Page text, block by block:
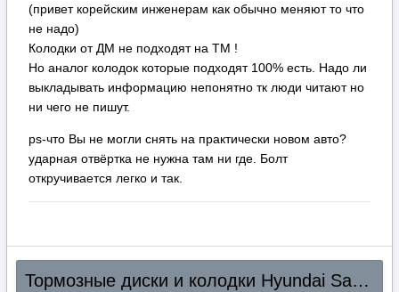
(привет корейским инженерам как обычно меняют то что
не надо)
Колодки от ДМ не подходят на ТМ !
Но аналог колодок которые подходят 100% есть. Надо ли
выкладывать информацию непонятно тк люди читают но
ни чего не пишут.
ps-что Вы не могли снять на практически новом авто?
ударная отвёртка не нужна там ни где. Болт
откручивается легко и так.
Тормозные диски и колодки Hyundai Santa Fe TM 2018+